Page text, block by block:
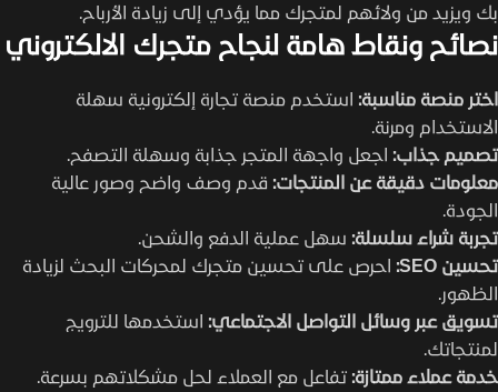
بك ويزيد من ولائهم لمتجرك مما يؤدي إلى زيادة الأرباح.
نصائح ونقاط هامة لنجاح متجرك الالكتروني
اختر منصة مناسبة: استخدم منصة تجارة إلكترونية سهلة
الاستخدام ومرنة.
تصميم جذاب: اجعل واجهة المتجر جذابة وسهلة التصفح.
معلومات دقيقة عن المنتجات: قدم وصف واضح وصور عالية
الجودة.
تجربة شراء سلسلة: سهل عملية الدفع والشحن.
تحسين SEO:
احرص على تحسين متجرك لمحركات البحث لزيادة
الظهور.
تسويق عبر وسائل التواصل الاجتماعي: استخدمها للترويج
لمنتجاتك.
خدمة عملاء ممتازة: تفاعل مع العملاء لحل مشكلاتهم بسرعة.